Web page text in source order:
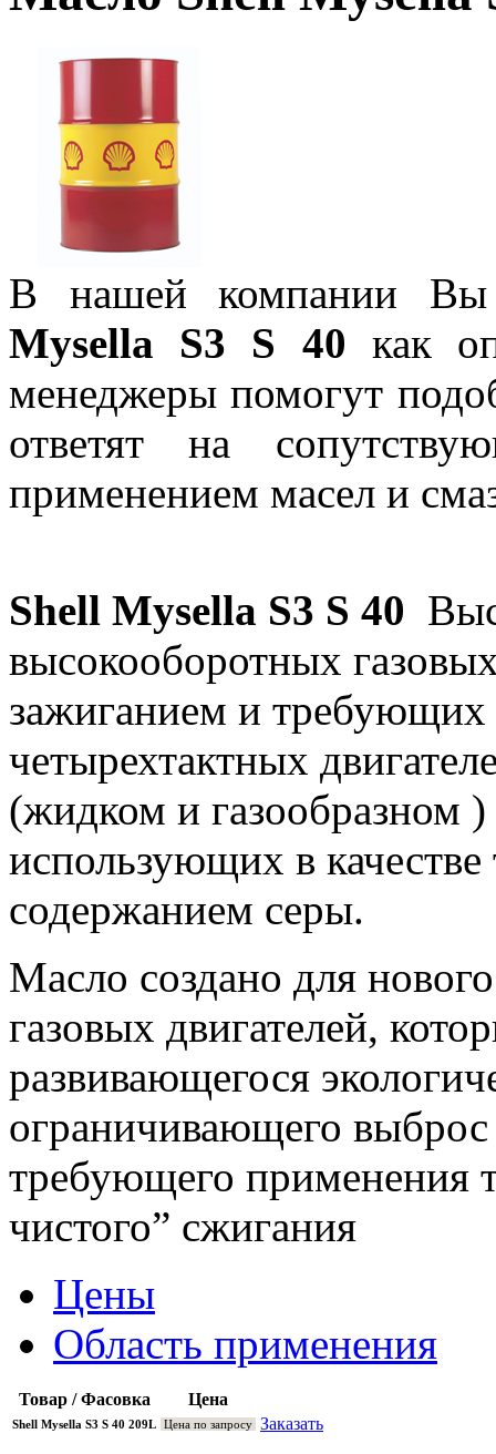
В нашей компании
Mysella S3 S 40 как
менеджеры помогут
ответят на
применением масел и
Shell Mysella S3 S 40
высокооборотных
зажиганием и требующих
четырехтактных
(жидком и газообразном )
использующих в
содержанием серы.
Масло создано для
газовых двигателей,
развивающегося
ограничивающего выброс
требующего применения
чистого” сжигания
Цены
Область применения
Товар / Фасовка Цена
Shell Mysella S3 S 40 209L Цена по запросу Заказать